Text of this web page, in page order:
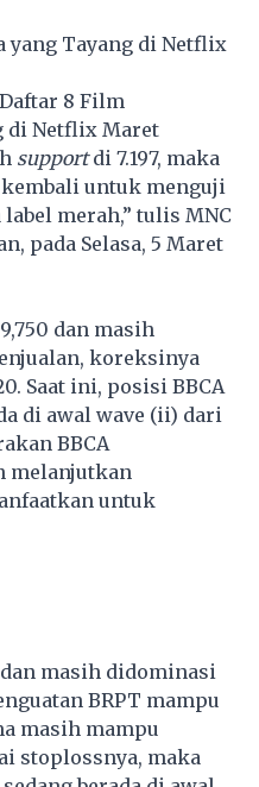
yang Tayang di Netflix
8 Film
di Netflix Maret
supportdi 7.197, maka
untuk menguji
label merah,” tulis MNC
pada Selasa, 5 Maret
dan masih
koreksinya
Saat ini, posisi BBCA
di awal wave (ii) dari
BBCA
melanjutkan
untuk
dan masih didominasi
BRPT mampu
masih mampu
stoplossnya, maka